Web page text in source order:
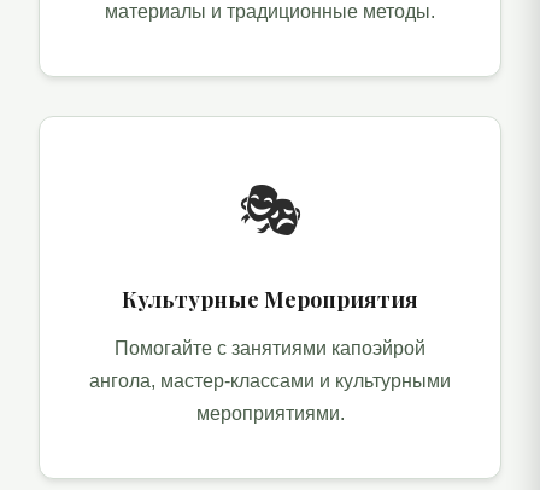
материалы и традиционные методы.
🎭
Культурные Мероприятия
Помогайте с занятиями капоэйрой
ангола, мастер-классами и культурными
мероприятиями.